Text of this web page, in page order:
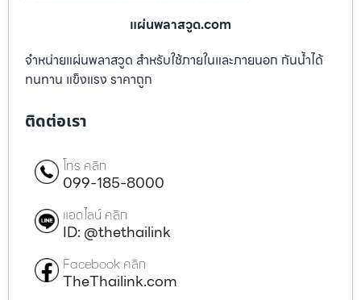
แผ่นพลาสวูด.com
จำหน่ายแผ่นพลาสวูด สำหรับใช้ภายในและภายนอก กันน้ำได้
ทนทาน แข็งแรง ราคาถูก
ติดต่อเรา
โทร คลิก
099-185-8000
แอดไลน์ คลิก
ID: @thethailink
Facebook คลิก
TheThailink.com